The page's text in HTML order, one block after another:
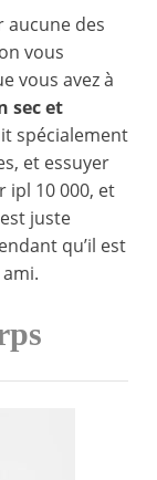
aucune des
vous
vous avez à
sec et
spécialement
et essuyer
ipl 10 000, et
juste
qu’il est